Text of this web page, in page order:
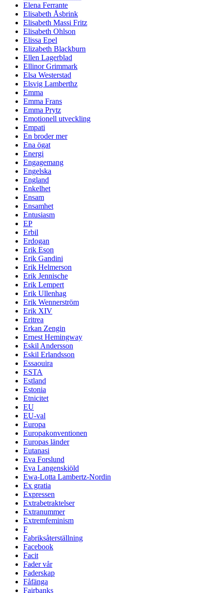
Elena Ferrante
Elisabeth Åsbrink
Elisabeth Massi Fritz
Elisabeth Ohlson
Elissa Epel
Elizabeth Blackburn
Ellen Lagerblad
Ellinor Grimmark
Elsa Westerstad
Elsvig Lamberthz
Emma
Emma Frans
Emma Prytz
Emotionell utveckling
Empati
En broder mer
Ena ögat
Energi
Engagemang
Engelska
England
Enkelhet
Ensam
Ensamhet
Entusiasm
EP
Erbil
Erdogan
Erik Eson
Erik Gandini
Erik Helmerson
Erik Jennische
Erik Lempert
Erik Ullenhag
Erik Wennerström
Erik XIV
Eritrea
Erkan Zengin
Ernest Hemingway
Eskil Andersson
Eskil Erlandsson
Essaouira
ESTA
Estland
Estonia
Etnicitet
EU
EU-val
Europa
Europakonventionen
Europas länder
Eutanasi
Eva Forslund
Eva Langenskiöld
Ewa-Lotta Lambertz-Nordin
Ex gratia
Expressen
Extrabetraktelser
Extranummer
Extremfeminism
F
Fabriksåterställning
Facebook
Facit
Fader vår
Faderskap
Fåfänga
Fairbanks